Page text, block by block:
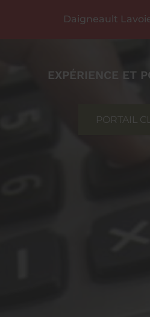
EXPÉRIENCE ET
PORTAIL
Daigneault